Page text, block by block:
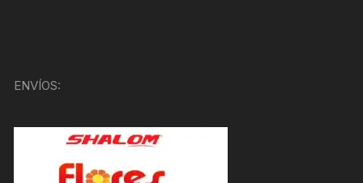
ENVÍOS: